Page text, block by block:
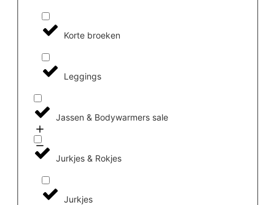
Korte broeken
Leggings
Jassen & Bodywarmers sale
Jurkjes & Rokjes
Jurkjes